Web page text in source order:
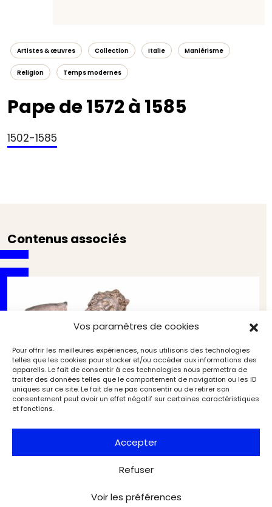
Vos paramètres de cookies
Pour offrir les meilleures expériences, nous utilisons des technologies
telles que les cookies pour stocker et/ou accéder aux informations des
appareils. Le fait de consentir à ces technologies nous permettra de
traiter des données telles que le comportement de navigation ou les ID
uniques sur ce site. Le fait de ne pas consentir ou de retirer son
consentement peut avoir un effet négatif sur certaines caractéristiques
et fonctions.
Accepter
Refuser
Voir les préférences
Artistes & œuvres Collection Italie Maniérisme
Religion Temps modernes
Pape de 1572 à 1585
1502-1585
Contenus associés
L'Objet d'Art